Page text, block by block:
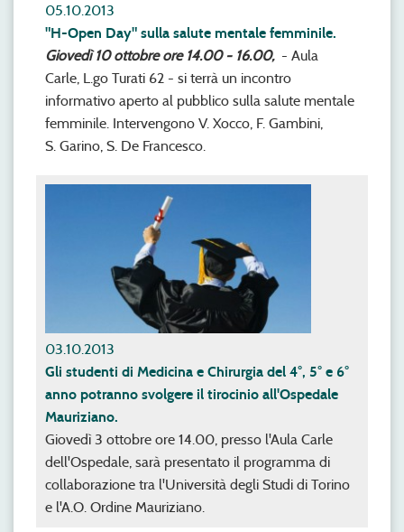
05.10.2013
"H-Open Day" sulla salute mentale femminile.
Giovedì 10 ottobre ore 14.00 - 16.00,- Aula
Carle, L.go Turati 62 - si terrà un incontro
informativo aperto al pubblico sulla salute mentale
femminile. Intervengono V. Xocco, F. Gambini,
S. Garino, S. De Francesco.
03.10.2013
Gli studenti di Medicina e Chirurgia del 4°, 5° e 6°
anno potranno svolgere il tirocinio all'Ospedale
Mauriziano.
Giovedì 3 ottobre ore 14.00, presso l'Aula Carle
dell'Ospedale, sarà presentato il programma di
collaborazione tra l'Università degli Studi di Torino
e l'A.O. Ordine Mauriziano.